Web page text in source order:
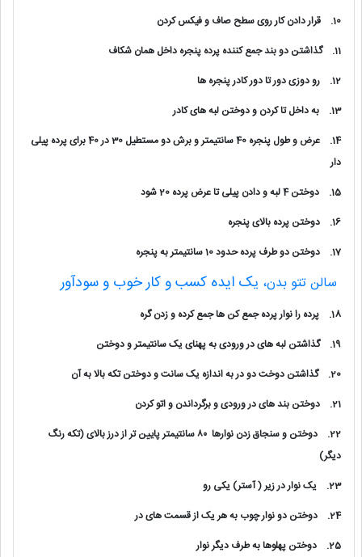
10.
قرار دادن کار روی سطح صاف و فیکس کردن
11.
گذاشتن دو بند جمع کننده پرده پنجره داخل همان شکاف
12.
رو دوزی دور تا دور کادر پنجره ها
13.
به داخل تا کردن و دوختن لبه های کادر
14.
عرض و طول پنجره 40 سانتیمتر و برش دو مستطیل 30 در 40 برای پرده پیلی
دار
15.
دوختن 4 لبه و دادن پیلی تا عرض پرده 20 شود
16.
دوختن پرده بالای پنجره
17.
دوختن دو طرف پرده حدود 10 سانتیمتر به پنجره
سالن تتو بدن، یک ایده کسب و کار خوب و سودآور
18.
پرده را نوار پرده جمع کن ها جمع کرده و زدن گره
19.
گذاشتن لبه های در ورودی به پهنای یک سانتیمتر و دوختن
20.
گذاشتن دوخت دو در به اندازه یک سانت و دوختن تکه بالا به آن
21.
دوختن بند های در ورودی و برگرداندن و اتو کردن
22.
دوختن و سنجاق زدن نوارها ۸۰ سانتیمتر پایین تر از درز بالای (تکه رنگ
دیگر)
23.
یک نوار در زیر ( آستر) یکی رو
24.
دوختن دو نوار چوب به هر یک از قسمت های در
25.
دوختن پهلوها به طرف دیگر نوار